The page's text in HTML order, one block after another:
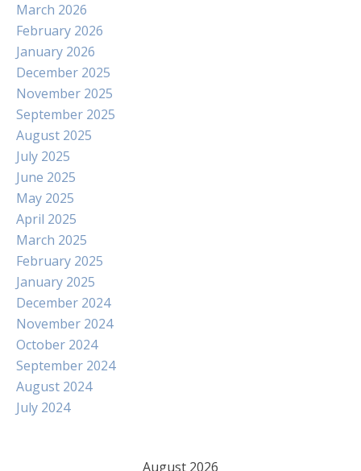
March 2026
February 2026
January 2026
December 2025
November 2025
September 2025
August 2025
July 2025
June 2025
May 2025
April 2025
March 2025
February 2025
January 2025
December 2024
November 2024
October 2024
September 2024
August 2024
July 2024
August 2026